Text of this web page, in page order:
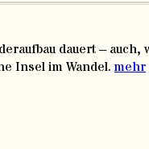
dauert –
Insel im Wandel. mehr